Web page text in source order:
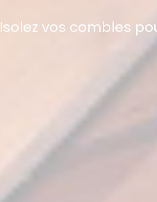
Isolez vos combles